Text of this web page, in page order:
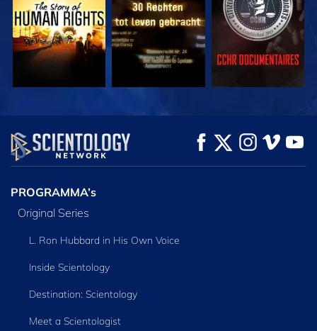
KIJK VERKEN DE SERIE
PROGRAMMA’s
Original Series
L. Ron Hubbard in His Own Voice
Inside Scientology
Destination: Scientology
Meet a Scientologist